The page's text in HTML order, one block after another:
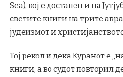
Sea), кој е достапен и на
светите книги на трите
јудеизмот и
Тој рекол и дека Куранот е
книги, а во судот повторил